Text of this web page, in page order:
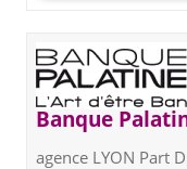
Banque
agence LYON Part